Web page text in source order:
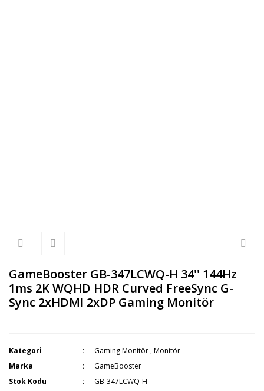
GameBooster GB-347LCWQ-H 34'' 144Hz
1ms 2K WQHD HDR Curved FreeSync G-
Sync 2xHDMI 2xDP Gaming Monitör
Kategori Gaming Monitör ,Monitör
Marka
GameBooster
Stok Kodu
GB-347LCWQ-H